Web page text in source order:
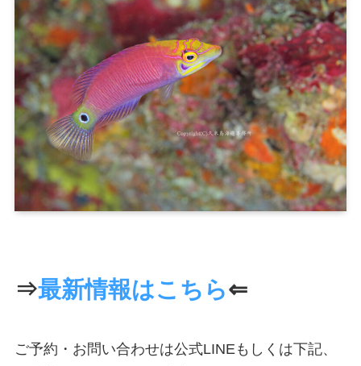
⇒最新情報はこちら⇐
ご予約・お問い合わせは公式LINEもしくは下記、